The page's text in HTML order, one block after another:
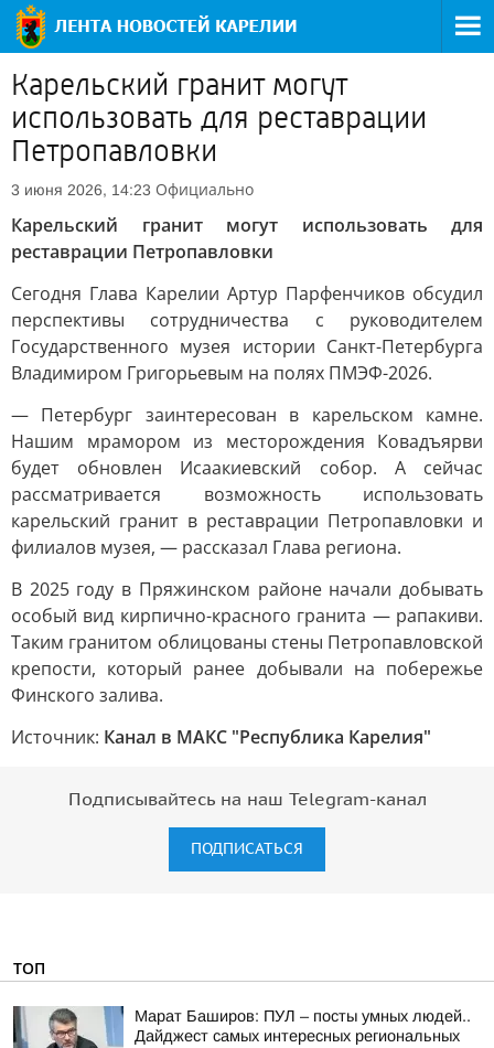
Карельский гранит могут
использовать для реставрации
Петропавловки
3 июня 2026, 14:23 Официально
Карельский гранит могут использовать для
реставрации Петропавловки
Сегодня Глава Карелии Артур Парфенчиков обсудил
перспективы сотрудничества с руководителем
Государственного музея истории Санкт-Петербурга
Владимиром Григорьевым на полях ПМЭФ-2026.
— Петербург заинтересован в карельском камне.
Нашим мрамором из месторождения Ковадъярви
будет обновлен Исаакиевский собор. А сейчас
рассматривается возможность использовать
карельский гранит в реставрации Петропавловки и
филиалов музея, — рассказал Глава региона.
В 2025 году в Пряжинском районе начали добывать
особый вид кирпично-красного гранита — рапакиви.
Таким гранитом облицованы стены Петропавловской
крепости, который ранее добывали на побережье
Финского залива.
Источник: Канал в МАКС "Республика Карелия"
Подписывайтесь на наш Telegram-канал
ПОДПИСАТЬСЯ
ТОП
Марат Баширов: ПУЛ – посты умных людей..
Дайджест самых интересных региональных